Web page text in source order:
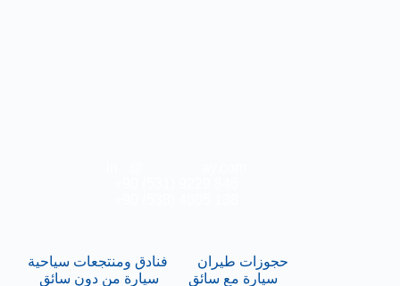
حجوزات طيران
فنادق ومنتجعات سياحية
سيارة مع سائق
سيارة من دون سائق